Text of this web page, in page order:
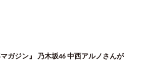
ガジン』 乃木坂46中西アルノさんが